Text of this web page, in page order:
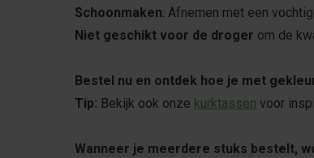
Schoonmaken: Afnemen met een
Niet geschikt voor de droger om de
Beste l nu en ontdek hoe je met
Tip: Bekijk ook onze kurktassen voor
Wanneer je meerdere stuks bestelt,